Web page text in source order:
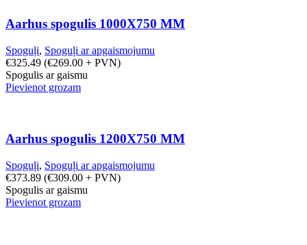
Aarhus spogulis 1000X750 MM
Spoguļi, Spoguļi ar apgaismojumu
€325.49 (€269.00 + PVN)
Spogulis ar gaismu
Pievienot grozam
Aarhus spogulis 1200X750 MM
Spoguļi, Spoguļi ar apgaismojumu
€373.89 (€309.00 + PVN)
Spogulis ar gaismu
Pievienot grozam